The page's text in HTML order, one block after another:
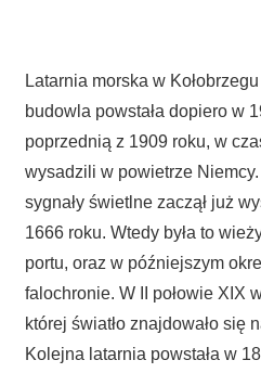
Latarnia morska w
budowla powstała dopiero w
poprzednią z 1909 roku, w
wysadzili w powietrze Niemcy.
sygnały świetlne zaczął już
1666 roku. Wtedy była to
portu, oraz w późniejszym
falochronie. W II połowie XIX
której światło znajdowało się
Kolejna latarnia powstała w